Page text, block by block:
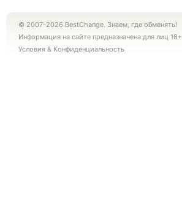
© 2007-2026 BestChange. Знаем, где обменять!
Информация на сайте предназначена для лиц 18+
Условия & Конфиденциальность